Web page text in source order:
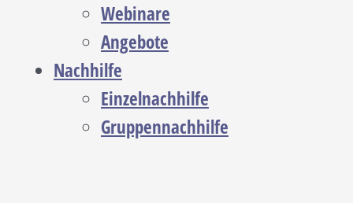
Webinare
Angebote
Nachhilfe
Einzelnachhilfe
Gruppennachhilfe